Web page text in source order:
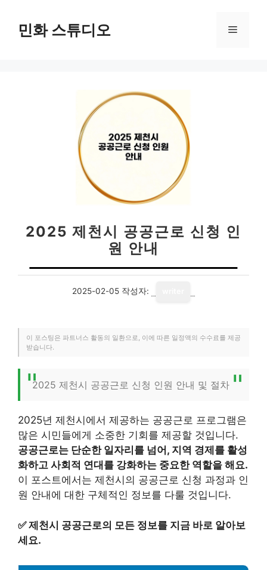
민화 스튜디오 메
2025 제천시 공공근로 신청 인
원 안내
2025-02-05 작성자:
이 포스팅은 파트너스 활동의 일환으로, 이에 따른 일정액의 수수료를 제공
받습니다.
2025 제천시 공공근로 신청 인원 안내 및 절차
2025년 제천시에서 제공하는 공공근로 프로그램은
많은 시민들에게 소중한 기회를 제공할 것입니다.
공공근로는 단순한 일자리를 넘어, 지역 경제를 활성
화하고 사회적 연대를 강화하는 중요한 역할을 해요.
이 포스트에서는 제천시의 공공근로 신청 과정과 인
원 안내에 대한 구체적인 정보를 다룰 것입니다.
✅제천시 공공근로의 모든 정보를 지금 바로 알아보
세요.